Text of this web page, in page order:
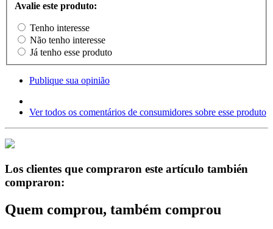
Avalie este produto:
Tenho interesse
Não tenho interesse
Já tenho esse produto
Publique sua opinião
Ver todos os comentários de consumidores sobre esse produto
Los clientes que compraron este artículo también
compraron:
Quem comprou, também comprou